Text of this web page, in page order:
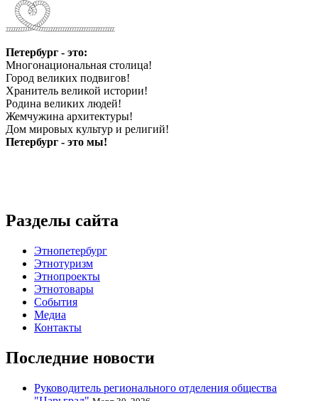
Петербург - это:
Многонациональная столица!
Город великих подвигов!
Хранитель великой истории!
Родина великих людей!
Жемчужина архитектуры!
Дом мировых культур и религий!
Петербург - это мы!
Разделы сайта
Этнопетербург
Этнотуризм
Этнопроекты
Этнотовары
События
Медиа
Контакты
Последние новости
Руководитель регионального отделения общества